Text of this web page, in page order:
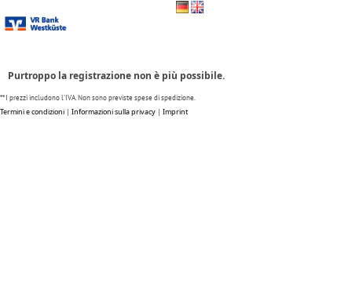
Purtroppo la registrazione non è più possibile.
** I prezzi includono l'IVA. Non sono previste spese di spedizione.
Termini e condizioni | Informazioni sulla privacy | Imprint